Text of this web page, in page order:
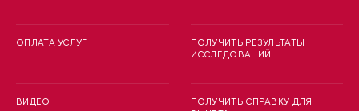
ОПЛАТА УСЛУГ
ВИДЕО
ПОЛУЧИТЬ РЕЗУЛЬТАТЫ
ИССЛЕДОВАНИЙ
ПОЛУЧИТЬ СПРАВКУ ДЛЯ